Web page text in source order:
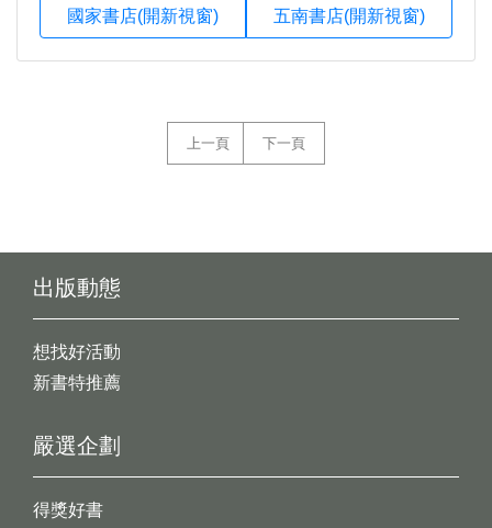
國家書店(開新視窗) 五南書店(開新視窗)
上一頁 下一頁
出版動態
想找好活動
新書特推薦
嚴選企劃
得獎好書